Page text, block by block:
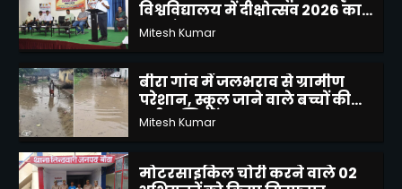
5
बीरा गांव में जलभराव से ग्रामीण
परेशान, स्कूल जाने वाले बच्चों की
1
मोटरसाइकिल चोरी करने वाले 02
अभियुक्तों को किया गिरफ्तार